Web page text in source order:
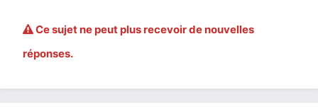
Ce sujet ne peut plus recevoir de nouvelles
réponses.